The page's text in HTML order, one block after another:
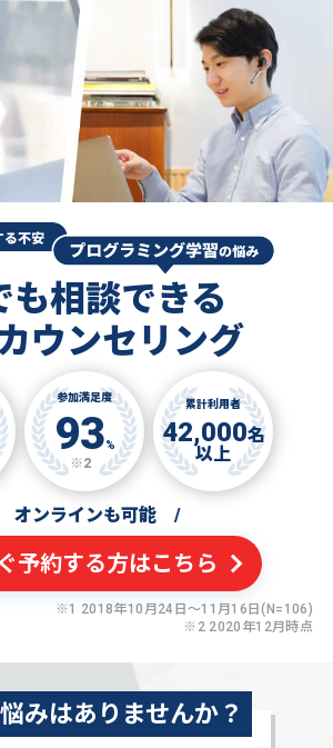
も相談できる
ウンセリング
参加満足度
93%
※2
累計利用者
42,000名
以上
オンラインも可能 /
予約する方はこちら
※1 2018年10月24日〜11月16日(N=106)
※2 2020年12月時点
みはありませんか？